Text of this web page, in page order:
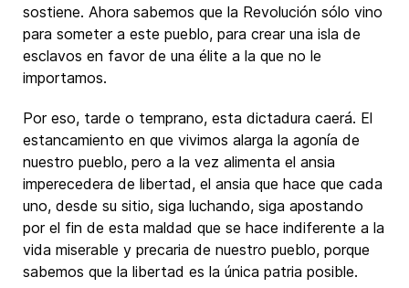
sostiene. Ahora sabemos que la Revolución sólo vino
para someter a este pueblo, para crear una isla de
esclavos en favor de una élite a la que no le
importamos.
Por eso, tarde o temprano, esta dictadura caerá. El
estancamiento en que vivimos alarga la agonía de
nuestro pueblo, pero a la vez alimenta el ansia
imperecedera de libertad, el ansia que hace que cada
uno, desde su sitio, siga luchando, siga apostando
por el fin de esta maldad que se hace indiferente a la
vida miserable y precaria de nuestro pueblo, porque
sabemos que la libertad es la única patria posible.